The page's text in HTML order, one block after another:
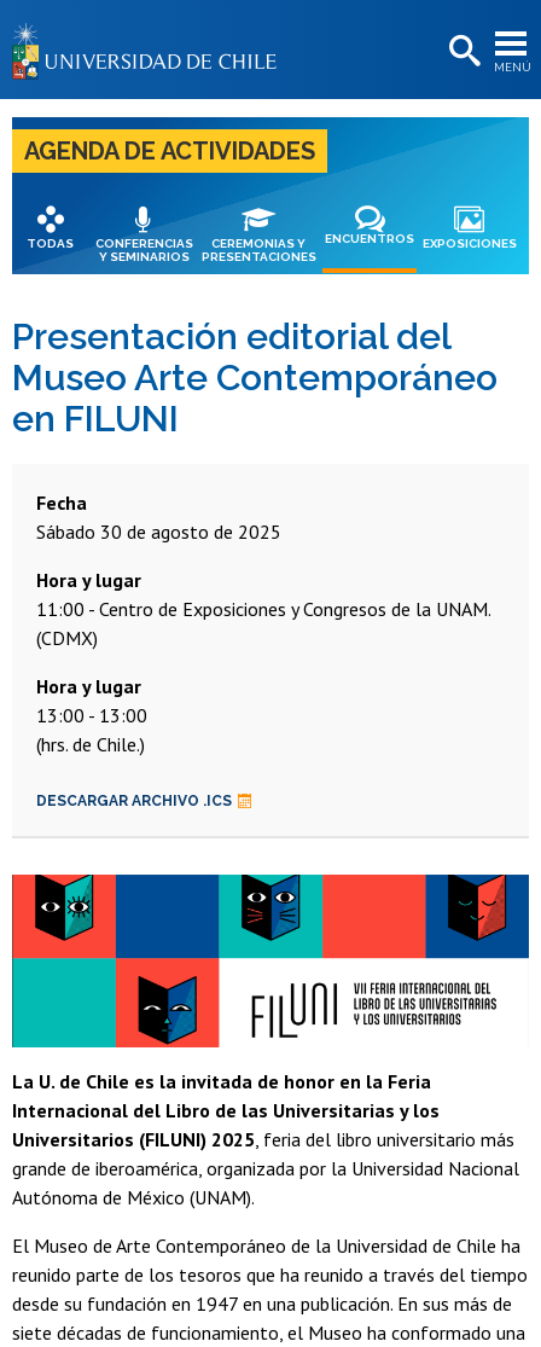
MENÚ
BIBLIOTECAS
LA UNIVERSIDAD
Postulantes
Estudiantes
Académicas/os
Funcionarias/os
Egresadas/os
AGENDA DE ACTIVIDADES
TODAS
CONFERENCIAS
Y SEMINARIOS
CEREMONIAS Y
PRESENTACIONES
ENCUENTROS EXPOSICIONES
Presentación editorial del
Museo Arte Contemporáneo
en FILUNI
Fecha
sábado 30 de agosto de 2025
Hora y lugar
11:00
Centro de Exposiciones y Congresos de la UNAM.
(CDMX)
13:00
13:00
(hrs. de Chile.)
DESCARGAR ARCHIVO .ICS
La U. de Chile es la invitada de honor en la Feria
Internacional del Libro de las Universitarias y los
Universitarios (FILUNI) 2025 , feria del libro universitario más
grande de iberoamérica, organizada por la Universidad Nacional
Autónoma de México (UNAM).
El Museo de Arte Contemporáneo de la Universidad de Chile ha
reunido parte de los tesoros que ha reunido a través del tiempo
desde su fundación en 1947 en una publicación. En sus más de
siete décadas de funcionamiento, el Museo ha conformado una